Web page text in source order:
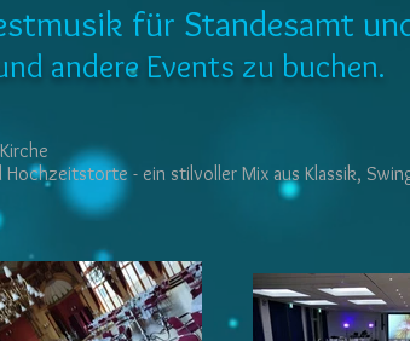
für Standesamt
andere Events zu buchen.
- ein stilvoller Mix aus Klassik,